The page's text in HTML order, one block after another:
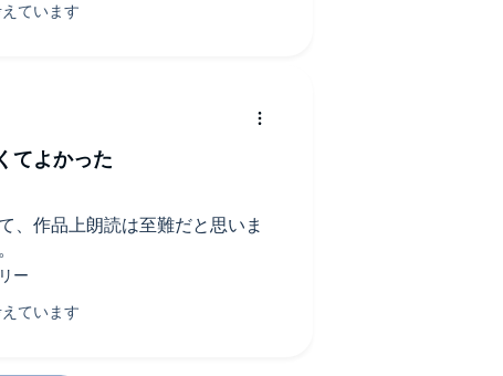
、作品上朗読は至難だと思いま
てよかった